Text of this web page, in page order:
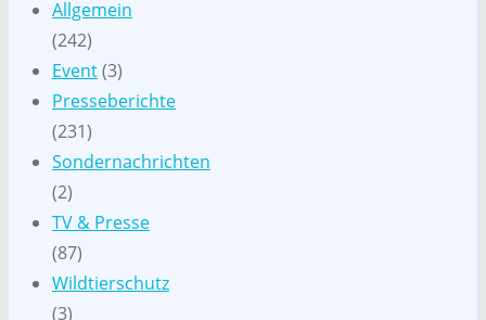
Allgemein
(242)
Event(3)
Presseberichte
(231)
Sondernachrichten
(2)
TV & Presse
(87)
Wildtierschutz
(3)